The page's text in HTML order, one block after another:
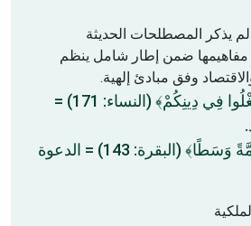
يذكر المصطلحات الحديثة
مفاهيمها ضمن إطار شامل ينظم
وفق مبادئ إلهية.
﴿يَا أَهْلَ الْكِتَابِ لَا تَغْلُوا فِي دِينِكُمْ﴾ (النساء: 171) =
﴿وَكَذَٰلِكَ جَعَلْنَاكُمْ أُمَّةً وَسَطًا﴾ (البقرة: 143) = الدعوة